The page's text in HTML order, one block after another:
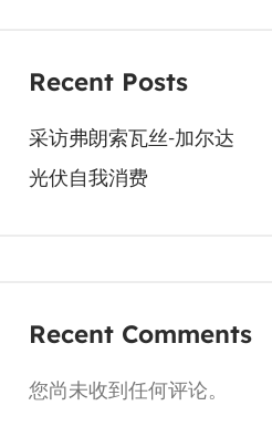
Recent Posts
采访弗朗索瓦丝-加尔达
光伏自我消费
Recent Comments
您尚未收到任何评论。